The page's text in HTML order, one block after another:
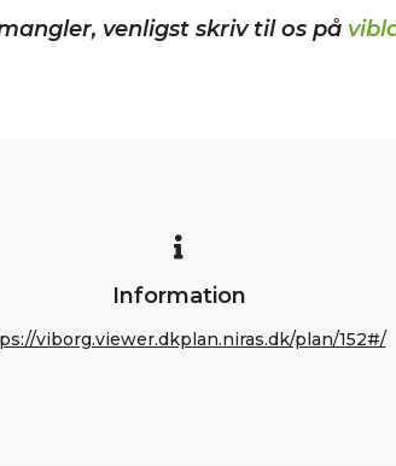
venligst skriv til os på
Information
viborg.viewer.dkplan.niras.dk/plan/152#/